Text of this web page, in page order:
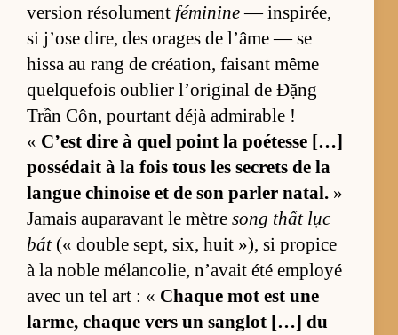
ver­sion ré­so­lu­ment féminine— ins­pi­rée,
si j’ose di­re, des orages de l’âme — se
hissa au rang de créa­tion, fai­sant même
quelque­fois ou­blier l’ori­gi­nal de Đặng
Trần Côn, pour­tant déjà ad­mi­rable !
« C’est dire à quel point la poé­tesse […]
pos­sé­dait à la fois tous les se­crets de la
langue chi­noise et de son par­ler na­tal. »
Ja­mais au­pa­ra­vant le mètre song thất lục
bát(« double sept, six, huit »), si pro­pice
à la noble mé­lan­co­lie, n’avait été em­ployé
avec un tel art : « Chaque mot est une
lar­me, chaque vers un san­glot […] du